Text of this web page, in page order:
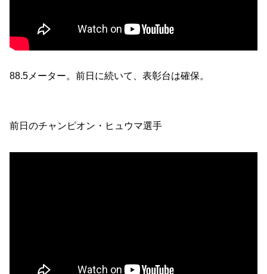
88.5メーター。前日に続いて、表彰台は確保。
前日のチャンピオン・ヒュウマ選手